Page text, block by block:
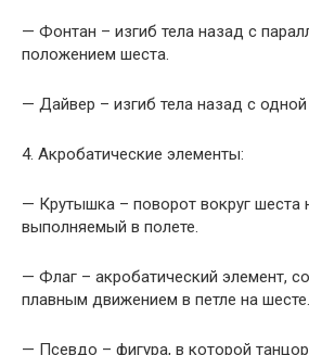
— Фонтан – изгиб тела назад с
положением шеста.
— Дайвер – изгиб тела назад с одной
4. Акробатические элементы:
— Крутышка – поворот вокруг шеста
выполняемый в полете.
— Флаг – акробатический элемент,
плавным движением в петле на шесте.
— Псевдо – фигура, в которой